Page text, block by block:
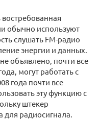
обычно используют
слушать FM-радио
энергии и данных.
объявлено, почти все
могут работать с
года почти все
эту функцию с
штекер
для радиосигнала.